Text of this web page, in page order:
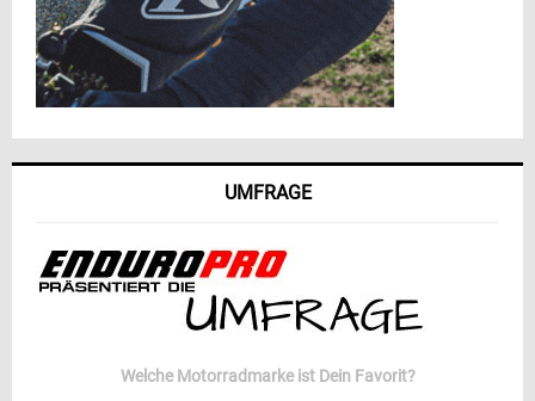
UMFRAGE
Welche Motorradmarke ist Dein Favorit?